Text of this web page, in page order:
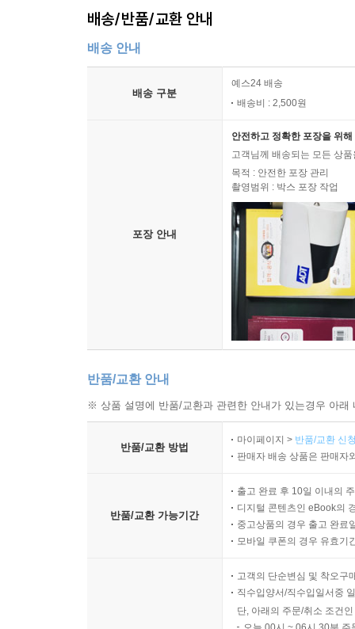
배송/반품/교환 안내
배송 안내
배송 구분
예스24 배송
배송비 : 2,500원
포장 안내
안전하고 정확한 포장을 위
고객님께 배송되는 모든 상
목적 : 안전한 포장 관리
촬영범위 : 박스 포장 작업
반품/교환 안내
※ 상품 설명에 반품/교환과 관련한 안내가 있는경우 아
반품/교환 방법
마이페이지 > 반품/교환 신
판매자 배송 상품은 판매자
반품/교환 가능기간
출고 완료 후 10일 이내의
디지털 콘텐츠인 eBook의
중고상품의 경우 출고 완료
모바일 쿠폰의 경우 유효기
고객의 단순변심 및 착오구
직수입양서/직수입일서중
단, 아래의 주문/취소 조건